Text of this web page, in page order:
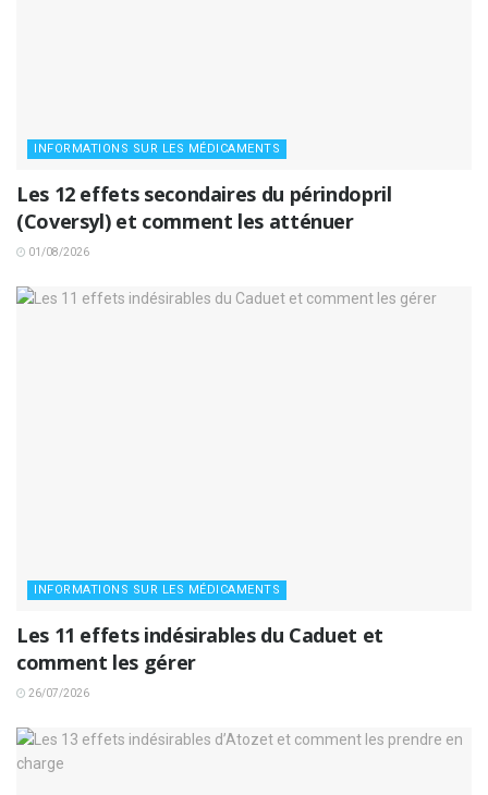
INFORMATIONS SUR LES MÉDICAMENTS
Les 12 effets secondaires du périndopril
(Coversyl) et comment les atténuer
01/08/2026
INFORMATIONS SUR LES MÉDICAMENTS
Les 11 effets indésirables du Caduet et
comment les gérer
26/07/2026